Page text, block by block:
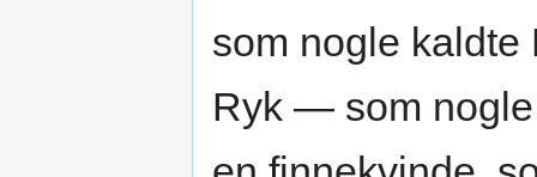
som nogle
Ryk — som